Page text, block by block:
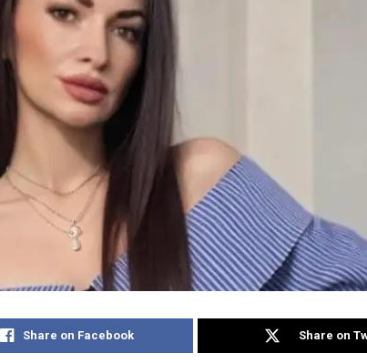
Share on Facebook Share on